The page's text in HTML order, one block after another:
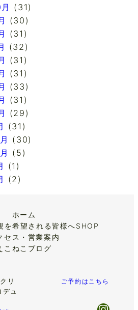
(31)
(30)
(31)
(32)
(31)
(31)
(33)
(31)
(29)
(31)
(30)
(5)
(1)
(2)
ホーム
を希望される皆様へSHOP
セス・営業案内
こねこブログ
リ
ュ
ご予約はこちら